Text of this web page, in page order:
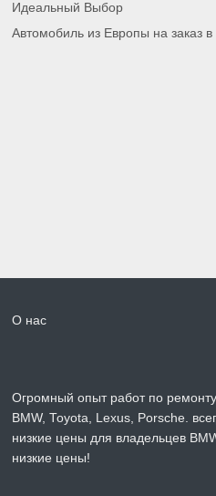
Идеальный Выбор
Автомобиль из Европы на заказ в
О нас
Огромный опыт работ по
BMW, Toyota, Lexus, Porsche.
низкие цены для владельцев
низкие цены!